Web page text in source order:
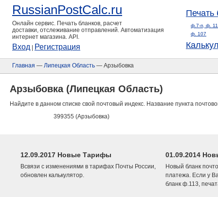
RussianPostCalc.ru
Онлайн сервис. Печать бланков, расчет
доставки, отслеживание отправлений. Автоматизация
интернет магазина. API.
Вход Регистрация
Печать
ф.7-п, ф.
ф. 107
Главная — Липецкая Область — Арзыбовка
Арзыбовка (Липецкая Область)
Найдите в данном списке свой почтовый индекс. Название пункта
399355 (Арзыбовка)
12.09.2017 Новые Тарифы
Всвязи с изменениями в тарифах Почты России,
обновлен калькулятор.
01.09.2014
Новый бланк
платежа. Если у
бланк ф.113,